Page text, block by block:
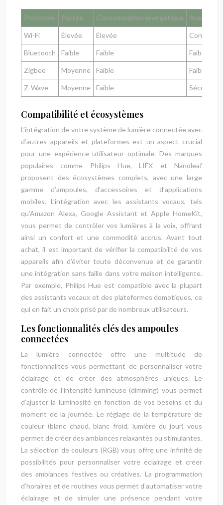
Protocole Portée Consommation énergétique Avantages
Wi-Fi Élevée Élevée
Bluetooth Faible Faible Faible
Zigbee Moyenne Faible Faible
Z-Wave Moyenne Faible Sécurité
Compatibilité et écosystèmes
L’intégration de votre système de lumière connectée avec
d’autres appareils et plateformes est un aspect crucial
pour une expérience utilisateur optimale. Des marques
populaires comme Philips Hue, LIFX et Nanoleaf
proposent des écosystèmes complets, avec une large
gamme d’ampoules, d’accessoires et d’applications
mobiles. L’intégration avec les assistants vocaux, tels
qu’Amazon Alexa, Google Assistant et Apple HomeKit,
vous permet de contrôler vos lumières à la voix, offrant
ainsi un confort et une commodité accrus. Avant tout
achat, il est important de vérifier la compatibilité de vos
appareils afin d’éviter toute déconvenue et de garantir
une intégration sans faille dans votre maison intelligente.
Par exemple, Philips Hue est compatible avec la plupart
des assistants vocaux et des plateformes domotiques, ce
qui en fait un choix prisé par de nombreux utilisateurs.
Les fonctionnalités clés des ampoules
connectées
La lumière connectée offre une multitude de
fonctionnalités vous permettant de personnaliser votre
éclairage et de créer des atmosphères uniques. Le
contrôle de l’intensité lumineuse (dimming) vous permet
d’ajuster la luminosité en fonction de vos besoins et du
moment de la journée. Le réglage de la température de
couleur (blanc chaud, blanc froid, lumière du jour) vous
permet de créer des ambiances relaxantes ou stimulantes.
La sélection de couleurs (RGB) vous offre une infinité de
possibilités pour personnaliser votre éclairage et créer
des ambiances festives ou créatives. La programmation
d’horaires et de routines vous permet d’automatiser votre
éclairage et de simuler une présence pendant votre